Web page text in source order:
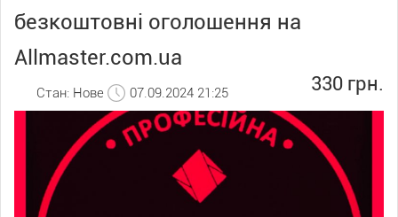
безкоштовні оголошення на
Allmaster.com.ua
330 грн.
Стан: Нове 07.09.2024 21:25